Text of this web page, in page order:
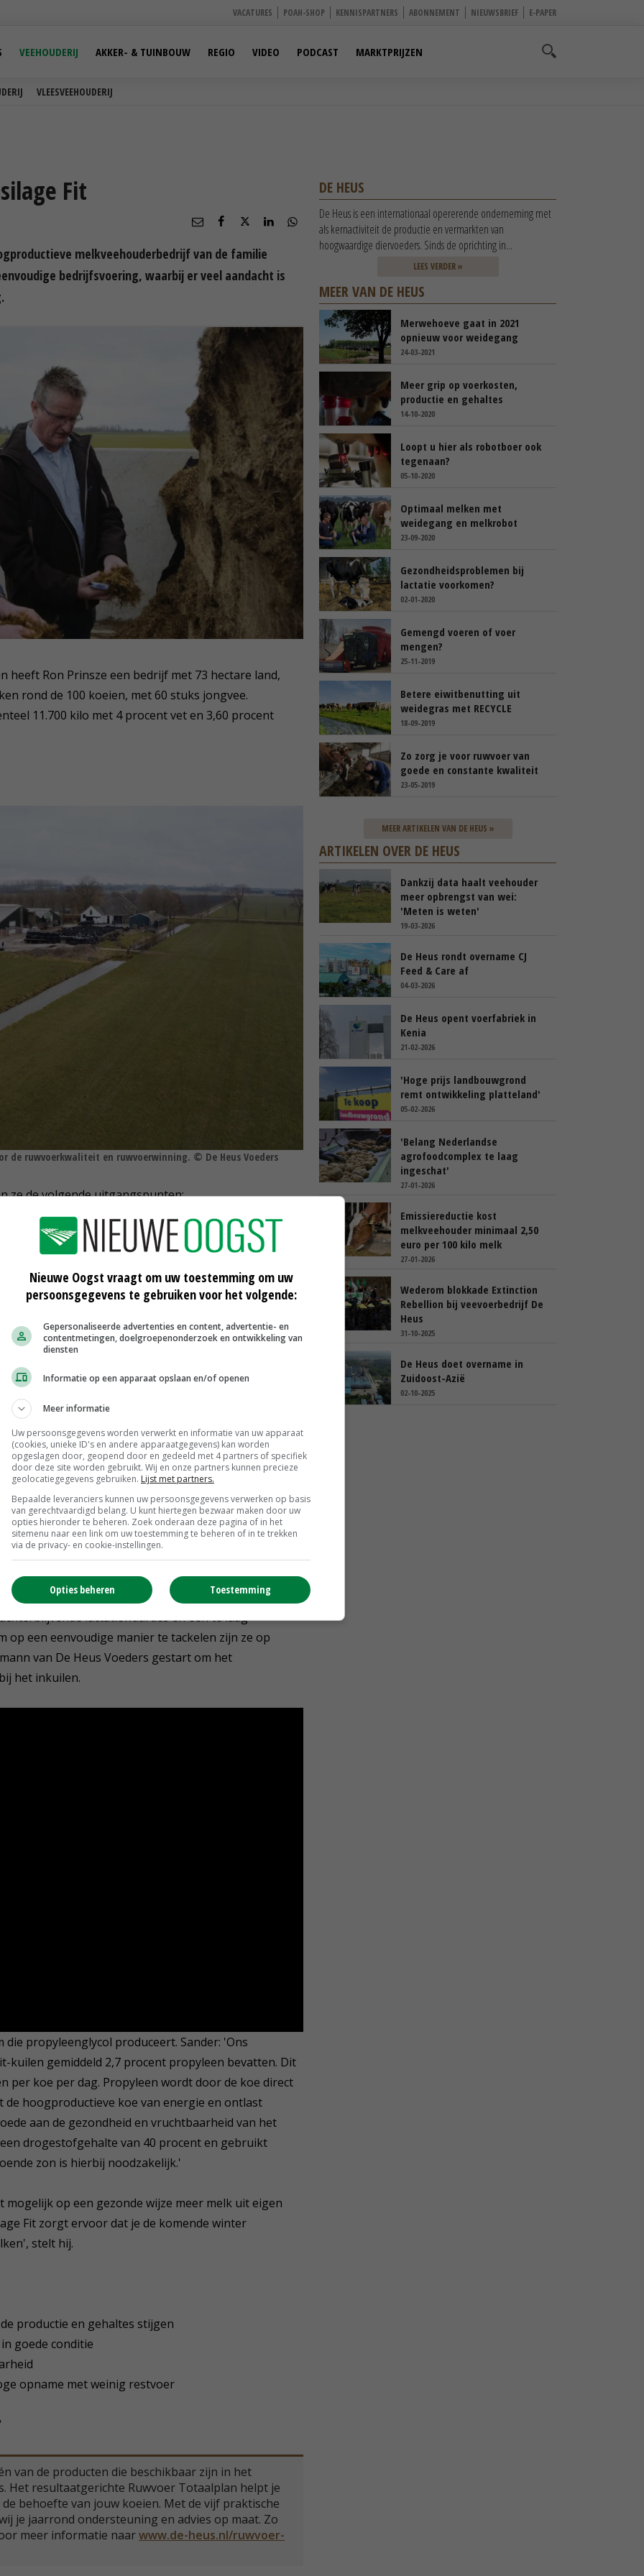
VACATURES POAH-SHOP KENNISPARTNERS ABONNEMENT NIEUWSBRIEF E-PAPER
VLEESVEEHOUDERIJ
VEEHOUDERIJ AKKER- & TUINBOUW REGIO VIDEO PODCAST MARKTPRIJZEN
Fit
melkveehouderbedrijf van de familie
bedrijfsvoering, waarbij er veel aandacht is
heeft Ron Prinsze een bedrijf met 73 hectare land,
rond de 100 koeien, met 60 stuks jongvee.
11.700 kilo met 4 procent vet en 3,60 procent
de ruwvoerkwaliteit en ruwvoerwinning. © De Heus Voeders
ze de volgende uitgangspunten:
2.000 uur. Van begin april tot eind oktober en na de
één groep worden gehouden, worden met een
ze met voeren van de eerste snede en is er meestal
en derde snede wordt tijdens de weideperiode
de nacht, waarbij de koeien toegang tot de stal
jaarrond aangevuld met 10 kilo mais en 5 kilo
alle krachtvoer wordt verstrekt, met een maximum
brok (Royaal, van De Heus Voeders), met toevoeging
combineren met een hoge productie geeft wel een
al het ruwvoer van goede kwaliteit zijn. We
om voldoende suiker in het gras te krijgen. En
te krijgen en de hele stalperiode de eerste
DVE-verhouding. Daarnaast wordt het gras
Prinsze de verse koeien met deze bedrijfsvoering niet
lactatiewaardes en een te laag
op een eenvoudige manier te tackelen zijn ze op
van De Heus Voeders gestart om het
het inkuilen.
propyleenglycol produceert. Sander: 'Ons
kuilen gemiddeld 2,7 procent propyleen bevatten. Dit
per koe per dag. Propyleen wordt door de koe direct
hoogproductieve koe van energie en ontlast
aan de gezondheid en vruchtbaarheid van het
drogestofgehalte van 40 procent en gebruikt
zon is hierbij noodzakelijk.'
op een gezonde wijze meer melk uit eigen
Fit zorgt ervoor dat je de komende winter
stelt hij.
productie en gehaltes stijgen
goede conditie
opname met weinig restvoer
van de producten die beschikbaar zijn in het
Het resultaatgerichte Ruwvoer Totaalplan helpt je
behoefte van jouw koeien. Met de vijf praktische
je jaarrond ondersteuning en advies op maat. Zo
meer informatie naarwww.de-heus.nl/ruwvoer-
DE HEUS
De Heus is een internationaal opererende onderneming met
als kernactiviteit de productie en vermarkten van
hoogwaardige diervoeders. Sinds de oprichting in...
LEES VERDER »
MEER VAN DE HEUS
Merwehoeve gaat in 2021
opnieuw voor weidegang
24-03-2021
Meer grip op voerkosten,
productie en gehaltes
14-10-2020
Loopt u hier als robotboer ook
tegenaan?
05-10-2020
Optimaal melken met
weidegang en melkrobot
23-09-2020
Gezondheidsproblemen bij
lactatie voorkomen?
02-01-2020
Gemengd voeren of voer
mengen?
25-11-2019
Betere eiwitbenutting uit
weidegras met RECYCLE
18-09-2019
Zo zorg je voor ruwvoer van
goede en constante kwaliteit
23-05-2019
MEER ARTIKELEN VAN DE HEUS »
ARTIKELEN OVER DE HEUS
Dankzij data haalt veehouder
meer opbrengst van wei:
'Meten is weten'
19-03-2026
De Heus rondt overname CJ
Feed & Care af
04-03-2026
De Heus opent voerfabriek in
Kenia
21-02-2026
'Hoge prijs landbouwgrond
remt ontwikkeling platteland'
05-02-2026
'Belang Nederlandse
agrofoodcomplex te laag
ingeschat'
27-01-2026
Emissiereductie kost
melkveehouder minimaal 2,50
euro per 100 kilo melk
27-01-2026
Wederom blokkade Extinction
Rebellion bij veevoerbedrijf De
Heus
31-10-2025
De Heus doet overname in
Zuidoost-Azië
02-10-2025
Nieuwe Oogst vraagt om uw toestemming om uw
persoonsgegevens te gebruiken voor het volgende:
Gepersonaliseerde advertenties en content, advertentie- en
contentmetingen, doelgroepenonderzoek en ontwikkeling van
diensten
Informatie op een apparaat opslaan en/of openen
Meer informatie
Uw persoonsgegevens worden verwerkt en informatie van uw apparaat
(cookies, unieke ID's en andere apparaatgegevens) kan worden
opgeslagen door, geopend door en gedeeld met 4 partners of specifiek
door deze site worden gebruikt. Wij en onze partners kunnen precieze
geolocatiegegevens gebruiken. Lijst met partners.
Bepaalde leveranciers kunnen uw persoonsgegevens verwerken op basis
van gerechtvaardigd belang. U kunt hiertegen bezwaar maken door uw
opties hieronder te beheren. Zoek onderaan deze pagina of in het
sitemenu naar een link om uw toestemming te beheren of in te trekken
via de privacy- en cookie-instellingen.
Toestemming
Opties beheren